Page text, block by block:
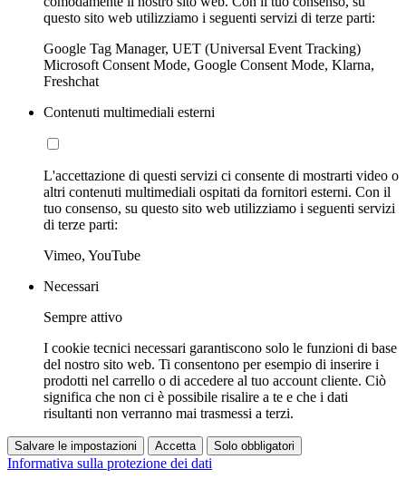
questo sito web utilizziamo i seguenti servizi di terze parti:
Google Tag Manager, UET (Universal Event Tracking)
Microsoft Consent Mode, Google Consent Mode, Klarna,
Freshchat
Contenuti multimediali esterni
L'accettazione di questi servizi ci consente di mostrarti video o
altri contenuti multimediali ospitati da fornitori esterni. Con il
tuo consenso, su questo sito web utilizziamo i seguenti servizi
di terze parti:
Vimeo, YouTube
Necessari
Sempre attivo
I cookie tecnici necessari garantiscono solo le funzioni di base
del nostro sito web. Ti consentono per esempio di inserire i
prodotti nel carrello o di accedere al tuo account cliente. Ciò
significa che non ci è possibile risalire a te e che i dati
risultanti non verranno mai trasmessi a terzi.
Salvare le impostazioni Accetta Solo obbligatori
Informativa sulla protezione dei dati